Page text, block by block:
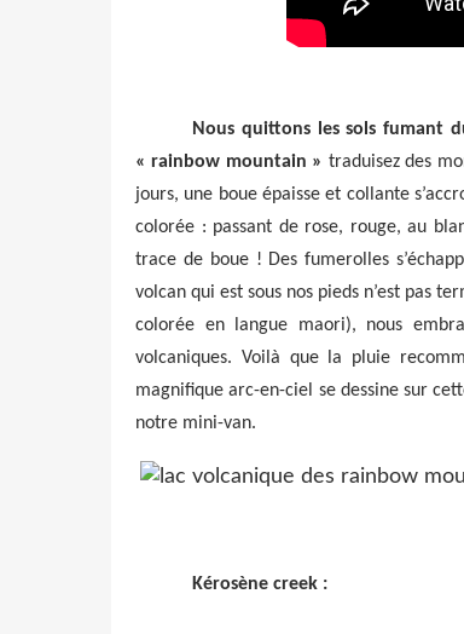
Nous quittons les sols fumant
« rainbow mountain » traduisez des
jours, une boue épaisse et collante
colorée : passant de rose, rouge, au
trace de boue ! Des fumerolles
volcan qui est sous nos pieds n’est pas
colorée en langue maori), nous
volcaniques. Voilà que la pluie
magnifique arc-en-ciel se dessine sur
notre mini-van.
Kérosène creek :